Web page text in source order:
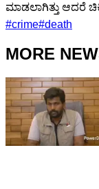
ಮಾಡಲಾಗಿತ್ತು ಆದರೆ
#crime#death
MORE